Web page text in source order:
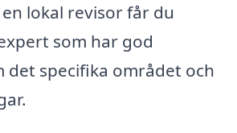
lokal revisor får du
som har god
det specifika området och